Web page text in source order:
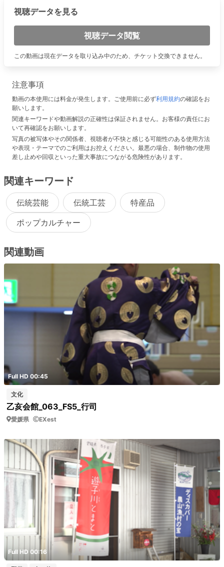
視聴データを見る
視聴データ閲覧
この動画は現在データを取り込み中のため、チケット交換できません。
注意事項
動画の本使用には料金が発生します。ご使用前に必ず利用規約の確認をお
願いします。
関連キーワードや動画解説の正確性は保証されません。お客様の責任にお
いて再確認をお願いします。
写真の被写体やその関係者、視聴者が不快と感じる可能性のある使用方法
や表現・テーマでのご利用はお控えください。最悪の場合、制作物の使用
差し止めや回収といった重大事故につながる危険性があります。
関連キーワード
伝統芸能 伝統工芸
特産品
ポップカルチャー
関連動画
Full HD 00:45
文化
乙亥会館_063_FS5_行司
愛媛県 EXest
Full HD 00:16